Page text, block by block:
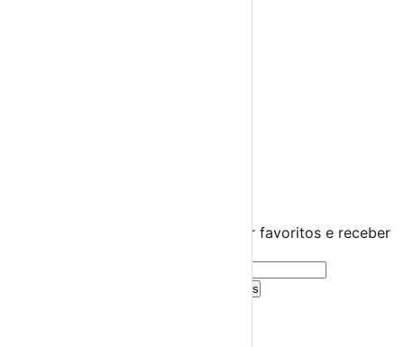
Cria uma conta gratuita para guardar favoritos e receber
Criar Conta Grátis